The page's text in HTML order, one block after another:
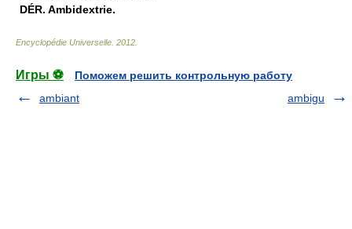
DÉR. Ambidextrie.
Encyclopédie Universelle 2012
Игры ⚽
Поможем решить контрольную работу
ambiant
ambigu